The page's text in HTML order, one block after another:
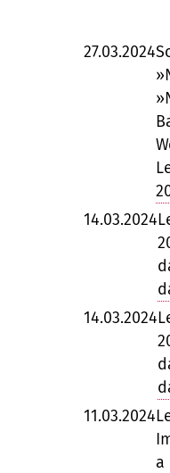
27.03.2024
14.03.2024
14.03.2024
11.03.2024
a